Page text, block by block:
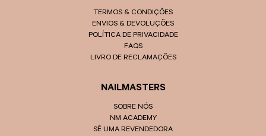
TERMOS & CONDIÇÕES
ENVIOS & DEVOLUÇÕES
POLÍTICA DE PRIVACIDADE
FAQS
LIVRO DE RECLAMAÇÕES
NAILMASTERS
SOBRE NÓS
NM ACADEMY
SÊ UMA REVENDEDORA